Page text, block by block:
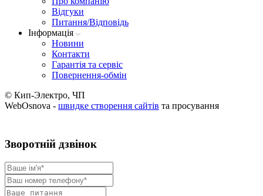
Вiдгуки
Питання/Відповідь
Iнформацiя
Новини
Контакти
Гарантія та сервіс
Повернення-обмін
© Кип-Электро, ЧП
WebOsnova - швидке створення сайтів та просування
Зворотнiй дзвiнок